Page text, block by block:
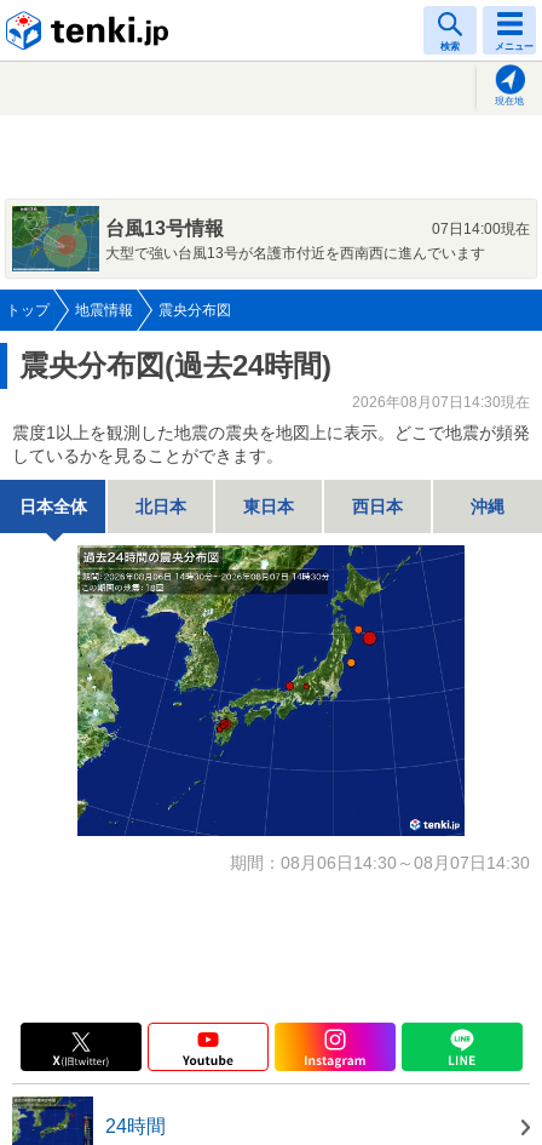
検索 メニュー
現在地
台風13号情報
07日14:00現在
大型で強い台風13号が名護市付近を西南西に進んでいます
トップ 地震情報 震央分布図
震央分布図(過去24時間)
2026年08月07日14:30現在
震度1以上を観測した地震の震央を地図上に表示。どこで地震が頻発
しているかを見ることができます。
日本全体 北日本 東日本 西日本 沖縄
期間：08月06日14:30～08月07日14:30
24時間